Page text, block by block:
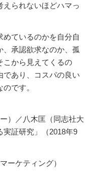
られないほどハマっ
ているのかを自分自
承認欲求なのか、孤
から見えてくるの
であり、コスパの良い
です。
）／八木匡（同志社大
証研究」（2018年9
ーケティング）